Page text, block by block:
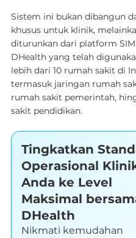
Sistem ini bukan dibangun
khusus untuk klinik,
diturunkan dari platform
DHealth yang telah
lebih dari 10 rumah sakit di
termasuk jaringan rumah
rumah sakit pemerintah,
sakit pendidikan.
Tingkatkan
Operasional
Anda ke Level
Maksimal
DHealth
Nikmati kemudahan